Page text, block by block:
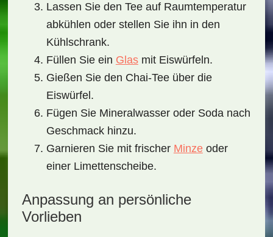
Lassen Sie den Tee auf Raumtemperatur
abkühlen oder stellen Sie ihn in den
Kühlschrank.
Füllen Sie ein Glasmit Eiswürfeln.
Gießen Sie den Chai-Tee über die
Eiswürfel.
Fügen Sie Mineralwasser oder Soda nach
Geschmack hinzu.
Garnieren Sie mit frischer Minzeoder
einer Limettenscheibe.
Anpassung an persönliche
Vorlieben